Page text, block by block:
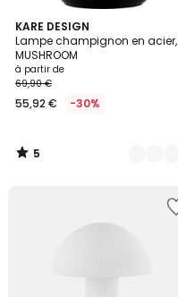
KARE DESIGN
Lampe champignon en acier,
MUSHROOM
à partir de
69,90 €
55,92 € -30%
5
/
5
11
Couleurs
5
/